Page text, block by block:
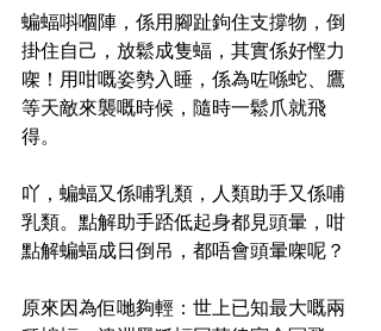
蝙蝠唞嗰陣，係用腳趾鉤住支撐物，倒
掛住自己，放鬆成隻蝠，其實係好慳力
㗎！用咁嘅姿勢入睡，係為咗喺蛇、鷹
等天敵來襲嘅時候，隨時一鬆爪就飛
得。
吖，蝙蝠又係哺乳類，人類助手又係哺
乳類。點解助手踎低起身都見頭暈，咁
點解蝙蝠成日倒吊，都唔會頭暈㗎呢？
原來因為佢哋夠輕：世上已知最大嘅兩